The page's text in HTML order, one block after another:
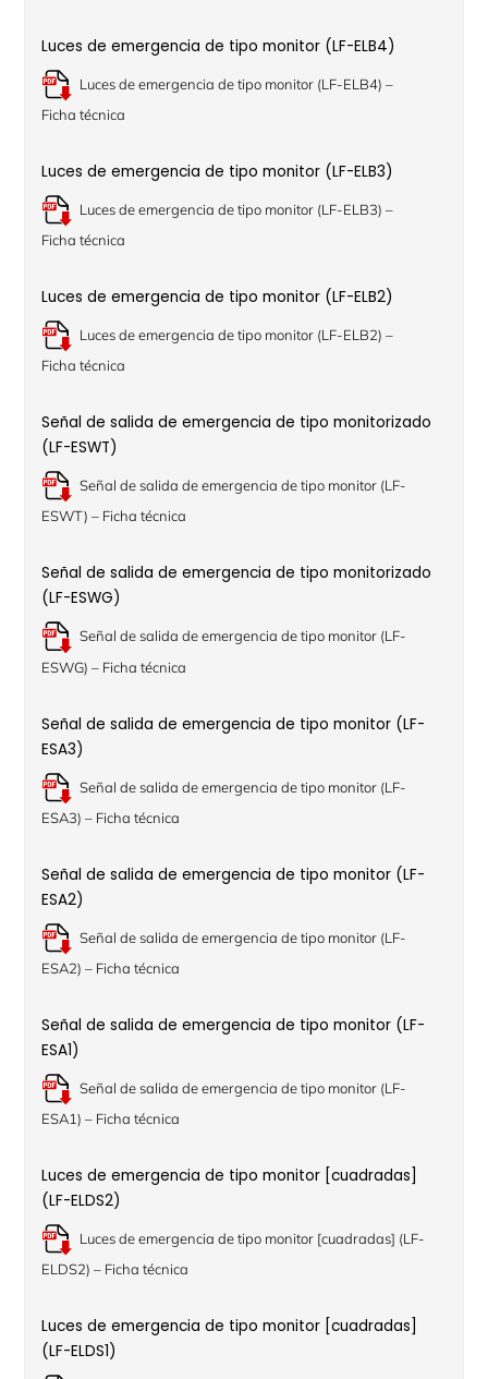
Luces de emergencia de tipo monitor (LF-ELB4)
Luces de emergencia de tipo monitor (LF-ELB4) –
Ficha técnica
Luces de emergencia de tipo monitor (LF-ELB3)
Luces de emergencia de tipo monitor (LF-ELB3) –
Ficha técnica
Luces de emergencia de tipo monitor (LF-ELB2)
Luces de emergencia de tipo monitor (LF-ELB2) –
Ficha técnica
Señal de salida de emergencia de tipo monitorizado
(LF-ESWT)
Señal de salida de emergencia de tipo monitor (LF-
ESWT) – Ficha técnica
Señal de salida de emergencia de tipo monitorizado
(LF-ESWG)
Señal de salida de emergencia de tipo monitor (LF-
ESWG) – Ficha técnica
Señal de salida de emergencia de tipo monitor (LF-
ESA3)
Señal de salida de emergencia de tipo monitor (LF-
ESA3) – Ficha técnica
Señal de salida de emergencia de tipo monitor (LF-
ESA2)
Señal de salida de emergencia de tipo monitor (LF-
ESA2) – Ficha técnica
Señal de salida de emergencia de tipo monitor (LF-
ESA1)
Señal de salida de emergencia de tipo monitor (LF-
ESA1) – Ficha técnica
Luces de emergencia de tipo monitor [cuadradas]
(LF-ELDS2)
Luces de emergencia de tipo monitor [cuadradas] (LF-
ELDS2) – Ficha técnica
Luces de emergencia de tipo monitor [cuadradas]
(LF-ELDS1)